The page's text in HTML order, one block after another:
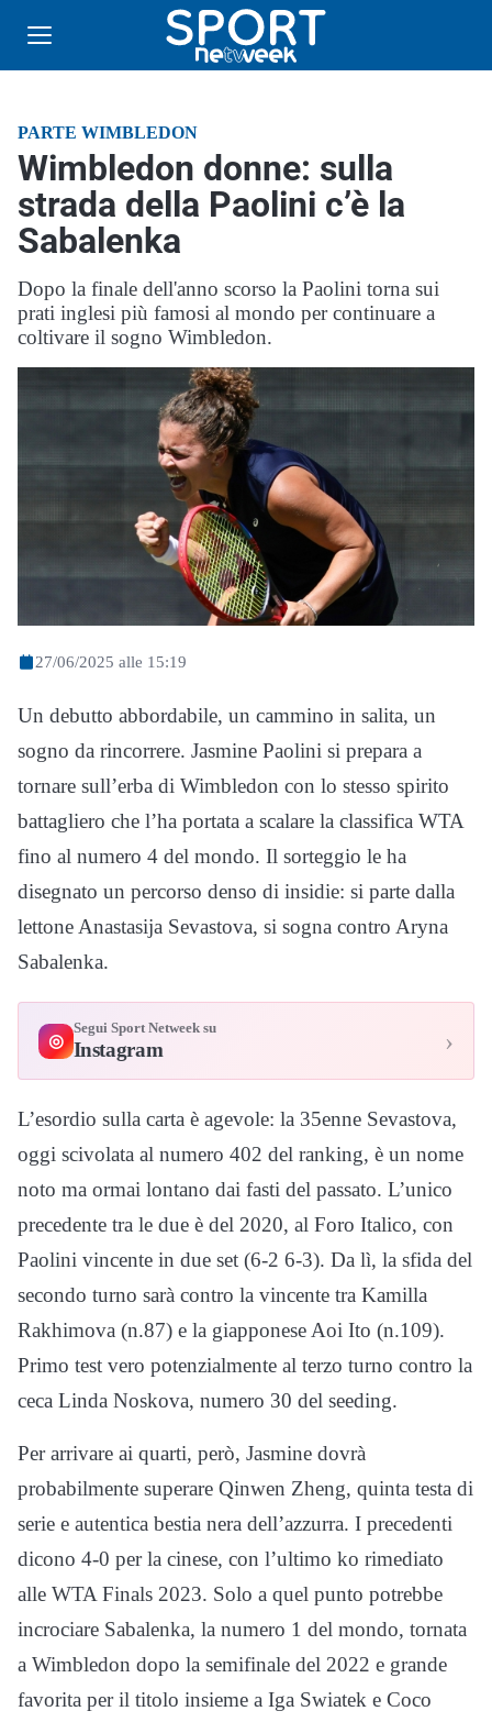
PARTE WIMBLEDON
Wimbledon donne: sulla
strada della Paolini c’è la
Sabalenka
Dopo la finale dell'anno scorso la Paolini torna sui
prati inglesi più famosi al mondo per continuare a
coltivare il sogno Wimbledon.
27/06/2025 alle 15:19
Un debutto abbordabile, un cammino in salita, un
sogno da rincorrere. Jasmine Paolini si prepara a
tornare sull’erba di Wimbledon con lo stesso spirito
battagliero che l’ha portata a scalare la classifica WTA
fino al numero 4 del mondo. Il sorteggio le ha
disegnato un percorso denso di insidie: si parte dalla
lettone Anastasija Sevastova, si sogna contro Aryna
Sabalenka.
◎
Segui Sport Netweek su
Instagram ›
L’esordio sulla carta è agevole: la 35enne Sevastova,
oggi scivolata al numero 402 del ranking, è un nome
noto ma ormai lontano dai fasti del passato. L’unico
precedente tra le due è del 2020, al Foro Italico, con
Paolini vincente in due set (6-2 6-3). Da lì, la sfida del
secondo turno sarà contro la vincente tra Kamilla
Rakhimova (n.87) e la giapponese Aoi Ito (n.109).
Primo test vero potenzialmente al terzo turno contro la
ceca Linda Noskova, numero 30 del seeding.
Per arrivare ai quarti, però, Jasmine dovrà
probabilmente superare Qinwen Zheng, quinta testa di
serie e autentica bestia nera dell’azzurra. I precedenti
dicono 4-0 per la cinese, con l’ultimo ko rimediato
alle WTA Finals 2023. Solo a quel punto potrebbe
incrociare Sabalenka, la numero 1 del mondo, tornata
a Wimbledon dopo la semifinale del 2022 e grande
favorita per il titolo insieme a Iga Swiatek e Coco